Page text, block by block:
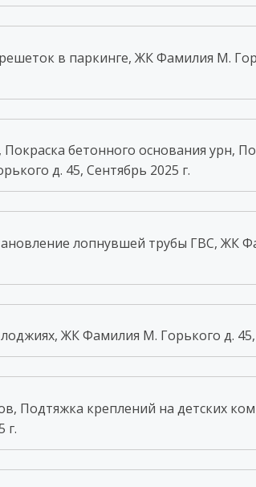
в паркинге, ЖК Фамилия М.
бетонного основания урн,
д. 45, Сентябрь 2025 г.
лопнувшей трубы ГВС, ЖК
ЖК Фамилия М. Горького д. 45,
Подтяжка креплений на детских
г.